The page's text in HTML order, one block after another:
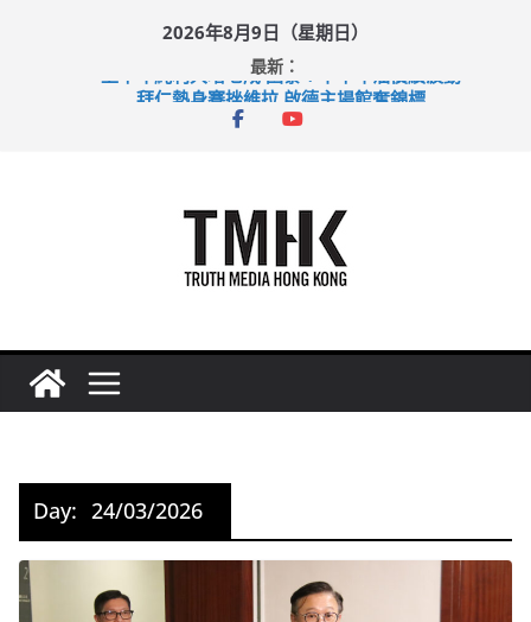
2026年8月9日（星期日）
最新：
上半年純利大增七成 國泰：下半年油價續波動
拜仁熱身賽挫維拉 啟德主場館奪錦標
性罪行修例獲九成支持 鄧炳強：爭取今屆任期內完成立法
Day: 24/03/2026